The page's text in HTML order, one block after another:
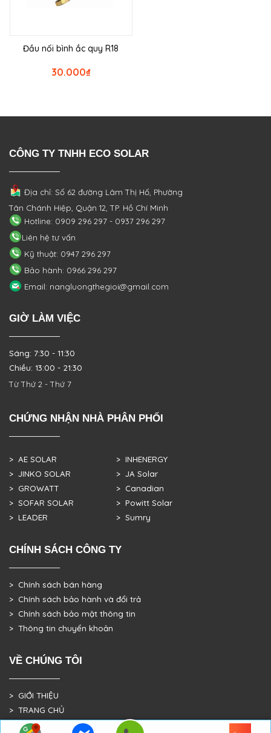
Đầu nối bình ắc quy R18
₫
30.000
CÔNG TY TNHH ECO SOLAR
Địa chỉ: Số 62 đường Lâm Thị Hố, Phường
Tân Chánh Hiệp, Quận 12, TP. Hồ Chí Minh
Hotline: 0909 296 297 - 0937 296 297
Liên hệ tư vấn
Kỹ thuật: 0947 296 297
Bảo hành: 0966 296 297
Email: nangluongthegioi@gmail.com
GIỜ LÀM VIỆC
Sáng: 7:30 - 11:30
Chiều: 13:00 - 21:30
Từ Thứ 2 - Thứ 7
CHỨNG NHẬN NHÀ PHÂN PHỐI
> AE SOLAR
> JINKO SOLAR
> GROWATT
> SOFAR SOLAR
> LEADER
> INHENERGY
> JA Solar
> Canadian
> Powitt Solar
> Sumry
CHÍNH SÁCH CÔNG TY
> Chính sách bán hàng
> Chính sách bảo hành và đổi trả
> Chính sách bảo mật thông tin
> Thông tin chuyển khoản
VỀ CHÚNG TÔI
> GIỚI THIỆU
> TRANG CHỦ
> DỰ ÁN THỰC TẾ